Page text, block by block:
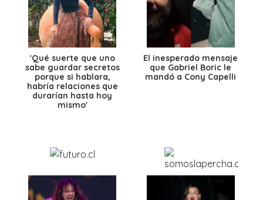
'Qué suerte que uno
sabe guardar secretos
porque si hablara,
habría relaciones que
durarían hasta hoy
mismo'
El inesperado mensaje
que Gabriel Boric le
mandó a Cony Capelli